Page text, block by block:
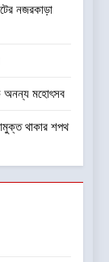
দাবাড়ুদের
চেস
নজরকাড়া
অনন্য মহোৎসব
থাকার শপথ